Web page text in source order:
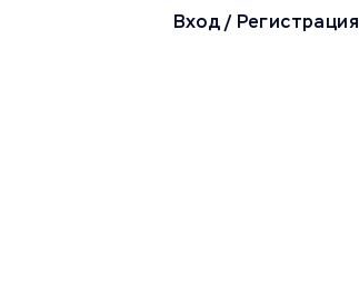
Вход/ Регистрация